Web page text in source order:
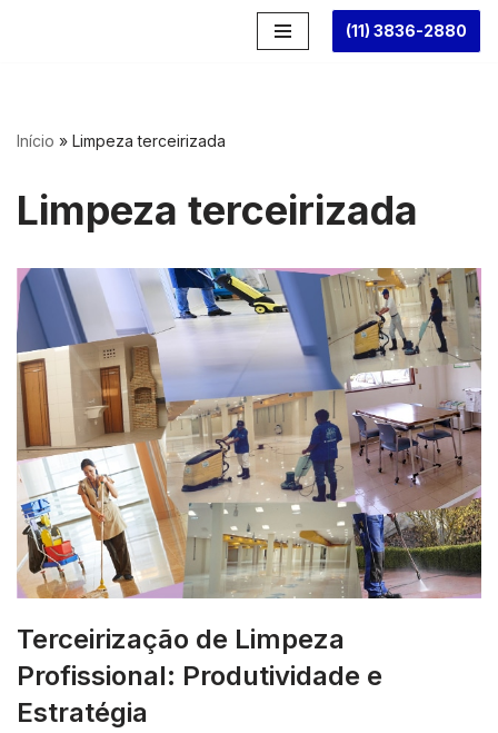
conteúdo
(11) 3836-2880
Início » Limpeza terceirizada
Limpeza terceirizada
Terceirização de Limpeza
Profissional: Produtividade e
Estratégia